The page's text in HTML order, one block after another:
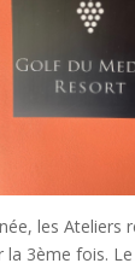
les Ateliers
3ème fois. Le